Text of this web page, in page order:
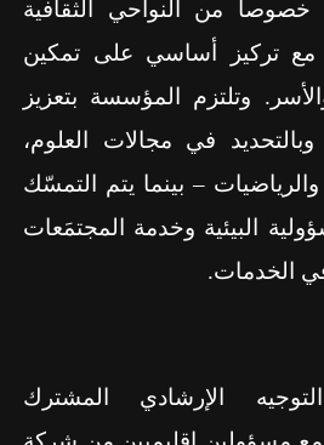
خصوصاً من النواحي الثقافية
مع تركيز أساسي على تمكين
وتلتزم المؤسسة بتعزيز
وبالتحديد في مجالات العلوم،
والرياضيات – بينما يتم التمسّك
البيئية وخدمة المجتمَعات
الخدمات.
الإرشادي المشترك